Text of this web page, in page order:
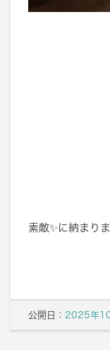
素敵✨に納まり
公開日： 2025年